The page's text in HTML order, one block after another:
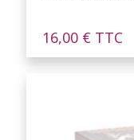
16,00 € TTC